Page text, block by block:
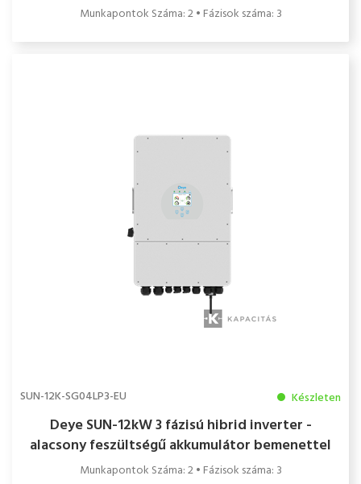
(48-51V)
Munkapontok Száma: 2 • Fázisok száma: 3
SUN-12K-SG04LP3-EU Készleten
Deye SUN-12kW 3 fázisú hibrid inverter -
alacsony feszültségű akkumulátor bemenettel
(48-51V)
Munkapontok Száma: 2 • Fázisok száma: 3